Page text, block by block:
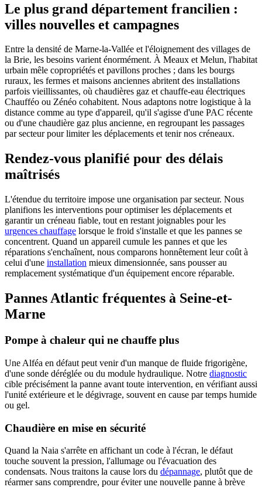
Le plus grand département francilien :
villes nouvelles et campagnes
Entre la densité de Marne-la-Vallée et l'éloignement des villages de
la Brie, les besoins varient énormément. À Meaux et Melun, l'habitat
urbain mêle copropriétés et pavillons proches ; dans les bourgs
ruraux, les fermes et maisons anciennes abritent des installations
parfois vieillissantes, où chaudières gaz et chauffe-eau électriques
Chaufféo ou Zénéo cohabitent. Nous adaptons notre logistique à la
distance comme au type d'appareil, qu'il s'agisse d'une PAC récente
ou d'une chaudière gaz plus ancienne, en regroupant les passages
par secteur pour limiter les déplacements et tenir nos créneaux.
Rendez-vous planifié pour des délais
maîtrisés
L'étendue du territoire impose une organisation par secteur. Nous
planifions les interventions pour optimiser les déplacements et
garantir un créneau fiable, tout en restant joignables pour les
urgences chauffage lorsque le froid s'installe et que les pannes se
concentrent. Quand un appareil cumule les pannes et que les
réparations s'enchaînent, nous comparons honnêtement leur coût à
celui d'une installation mieux dimensionnée, sans pousser au
remplacement systématique d'un équipement encore réparable.
Pannes Atlantic fréquentes à Seine-et-
Marne
Pompe à chaleur qui ne chauffe plus
Une Alféa en défaut peut venir d'un manque de fluide frigorigène,
d'une sonde déréglée ou du module hydraulique. Notre diagnostic
cible précisément la panne avant toute intervention, en vérifiant aussi
l'unité extérieure et le dégivrage, souvent en cause par temps humide
ou gel.
Chaudière en mise en sécurité
Quand la Naia s'arrête en affichant un code à l'écran, le défaut
touche souvent la pression, l'allumage ou l'évacuation des
condensats. Nous traitons la cause lors du dépannage, plutôt que de
réarmer sans comprendre, pour éviter une nouvelle panne à brève